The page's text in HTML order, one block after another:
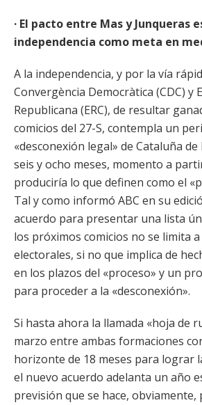
· El pacto entre Mas y Junqueras
independencia como meta en
A la independencia, y por la vía
Convergència Democràtica (CDC) y
Republicana (ERC), de resultar
comicios del 27-S, contempla un
«desconexión legal» de Cataluña
seis y ocho meses, momento a
produciría lo que definen como el
Tal y como informó ABC en su
acuerdo para presentar una lista
los próximos comicios no se limita
electorales, si no que implica de
en los plazos del «proceso» y un
para proceder a la «desconexión».
Si hasta ahora la llamada «hoja de
marzo entre ambas formaciones
horizonte de 18 meses para lograr
el nuevo acuerdo adelanta un año
previsión que se hace,